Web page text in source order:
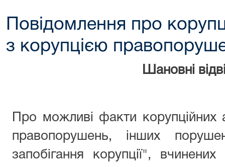
Повідомлення про
з корупцією
Шановні
Про можливі факти
правопорушень, інших
запобігання корупції", вчинених